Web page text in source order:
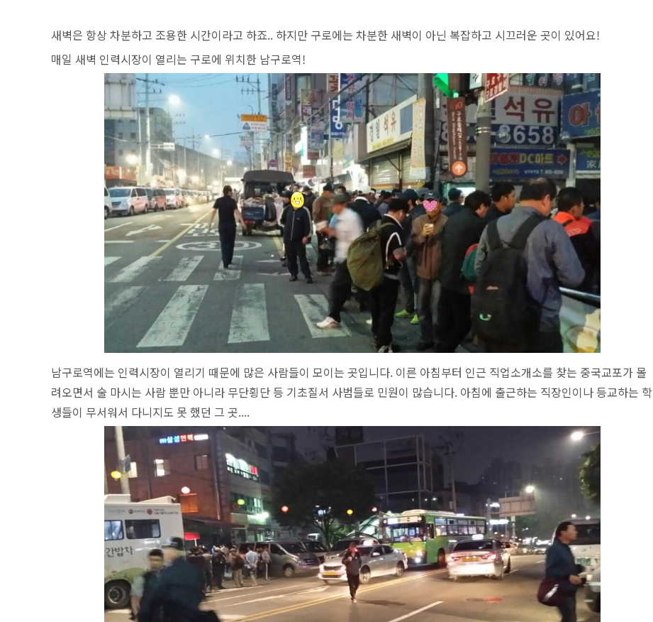
새벽은 항상 차분하고 조용한 시간이라고 하죠.. 하지만 구로에는 차분한 새벽이 아닌 복잡하고 시끄러운 곳이 있어요!
매일 새벽 인력시장이 열리는 구로에 위치한 남구로역!
남구로역에는 인력시장이 열리기 때문에 많은 사람들이 모이는 곳입니다. 이른 아침부터 인근 직업소개소를 찾는 중국교포가 몰
려오면서 술 마시는 사람 뿐만 아니라 무단횡단 등 기초질서 사범들로 민원이 많습니다. 아침에 출근하는 직장인이나 등교하는 학
생들이 무서워서 다니지도 못 했던 그 곳....